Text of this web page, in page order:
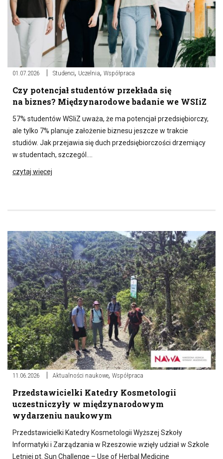
01.07.2026 Studenci, Uczelnia, Współpraca
Czy potencjał studentów przekłada się
na biznes? Międzynarodowe badanie we WSIiZ
57% studentów WSIiZ uważa, że ma potencjał przedsiębiorczy,
ale tylko 7% planuje założenie biznesu jeszcze w trakcie
studiów. Jak przejawia się duch przedsiębiorczości drzemiący
w studentach, szczegól….
czytaj więcej
11.06.2026 Aktualności naukowe, Współpraca
Przedstawicielki Katedry Kosmetologii
uczestniczyły w międzynarodowym
wydarzeniu naukowym
Przedstawicielki Katedry Kosmetologii Wyższej Szkoły
Informatyki i Zarządzania w Rzeszowie wzięły udział w Szkole
Letniej pt. Sun Challenge – Use of Herbal Medicine